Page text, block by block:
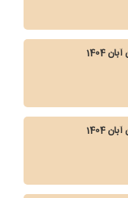
1404
1404